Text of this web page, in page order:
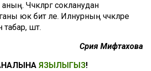
Чәчәкләргә сокланудан
юк бит әле. Илнурның чәчәкләре
шәт.
Сәрия Мифтахова
ЯЗЫЛЫГЫЗ!